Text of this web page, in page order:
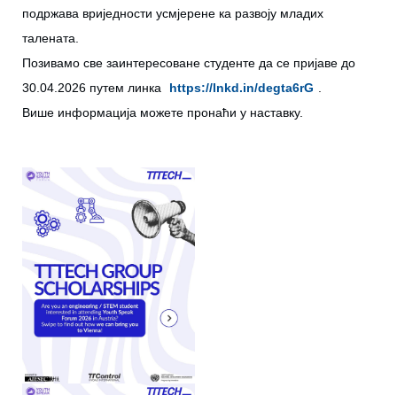
подржава вриједности усмјерене ка развоју младих
талената.
Позивамо све заинтересоване студенте да се пријаве до
30.04.2026 путем линка
https://lnkd.in/degta6rG
Више информација можете пронаћи у наставку.